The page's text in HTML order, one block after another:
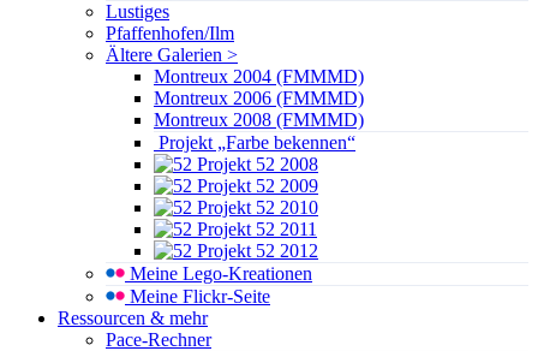
Lustiges
Pfaffenhofen/Ilm
Ältere Galerien >
Montreux 2004 (FMMMD)
Montreux 2006 (FMMMD)
Montreux 2008 (FMMMD)
Projekt „Farbe bekennen“
Projekt 52 2008
Projekt 52 2009
Projekt 52 2010
Projekt 52 2011
Projekt 52 2012
Meine Lego-Kreationen
Meine Flickr-Seite
Ressourcen & mehr
Pace-Rechner